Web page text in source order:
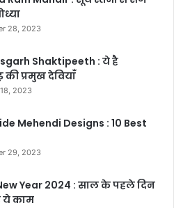
28, 2023
Shaktipeeth : ये है
की प्रमुख देवियाँ
2023
Mehendi Designs : 10 Best
29, 2023
Year 2024 : साल के पहले दिन
काम